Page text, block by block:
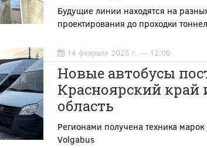
Будущие линии находятся на
проектирования до проходки
14 февраля 2025 г. — 12:00
Новые автобусы
Красноярский
область
Регионами получена техника
Volgabus